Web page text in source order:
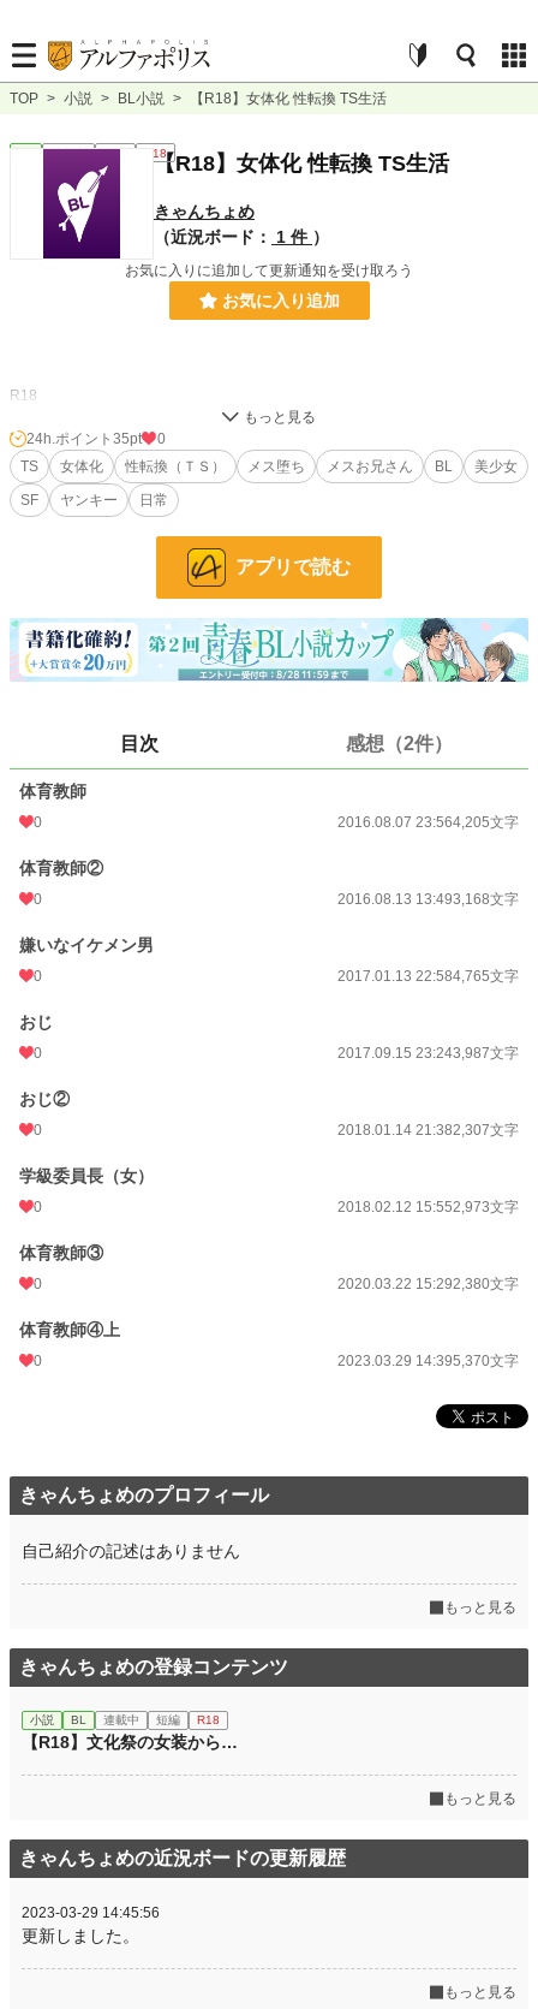
TOP > 小説 > BL小説 > 【R18】女体化 性転換 TS生活
連載中 短編 R18
【R18】女体化 性転換 TS生活
きゃんちょめ
（近況ボード：
1 件 ）
お気に入りに追加して更新通知を受け取ろう
お気に入り追加
R18
元は不良で周りから避けられていたユウだが、ある日女になってしまう…
さらにスレンダー、美乳、色白、超絶美少女という特典付きで様々な人間が逆に
女にモテまくりの嫌いなイケメン、ガタイの良い体育教師、親族のおじ、恋する
学級委員長（女）など様々なタイプの人と…//
誰かの性癖に刺さってくれたらいいな…
小説 19,513 位 / 228,618 件
お気に入り 313
24h.ポイント
更新日時
初回公開日時 2016.08.07 23:56
週間ポイント
月間ポイント
年間ポイント
累計ポイント
24h.ポイント 35pt
0
TS
女体化 性転換（ＴＳ） メス堕ち メスお兄さん BL
美少女
SF
ヤンキー 日常
アプリで読む
目次 感想（2件）
体育教師
0 2016.08.07 23:564,205文字
体育教師②
0 2016.08.13 13:493,168文字
嫌いなイケメン男
0 2017.01.13 22:584,765文字
おじ
0 2017.09.15 23:243,987文字
おじ②
0 2018.01.14 21:382,307文字
学級委員長（女）
0 2018.02.12 15:552,973文字
体育教師③
0 2020.03.22 15:292,380文字
体育教師④上
0 2023.03.29 14:395,370文字
きゃんちょめのプロフィール
自己紹介の記述はありません
もっと見る
きゃんちょめの登録コンテンツ
小説 BL 連載中 短編 R18
【R18】文化祭の女装から…
もっと見る
きゃんちょめの近況ボードの更新履歴
2023-03-29 14:45:56
更新しました。
もっと見る